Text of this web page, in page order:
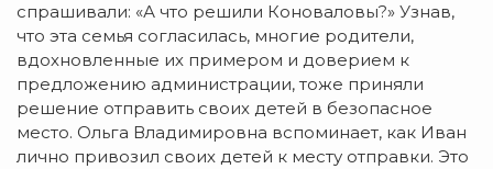
спрашивали: «А что решили Коноваловы?» Узнав,
что эта семья согласилась, многие родители,
вдохновленные их примером и доверием к
предложению администрации, тоже приняли
решение отправить своих детей в безопасное
место. Ольга Владимировна вспоминает, как Иван
лично привозил своих детей к месту отправки. Это